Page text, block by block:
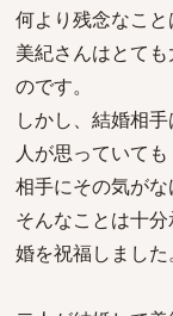
何より残念なこと
美紀さんはとて
のです。
しかし、結婚相
人が思っていても
相手にその気がな
そんなことは十
婚を祝福しました。